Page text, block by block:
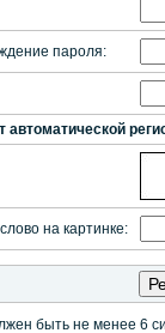
пароля:
автоматической
на картинке:
быть не менее 6